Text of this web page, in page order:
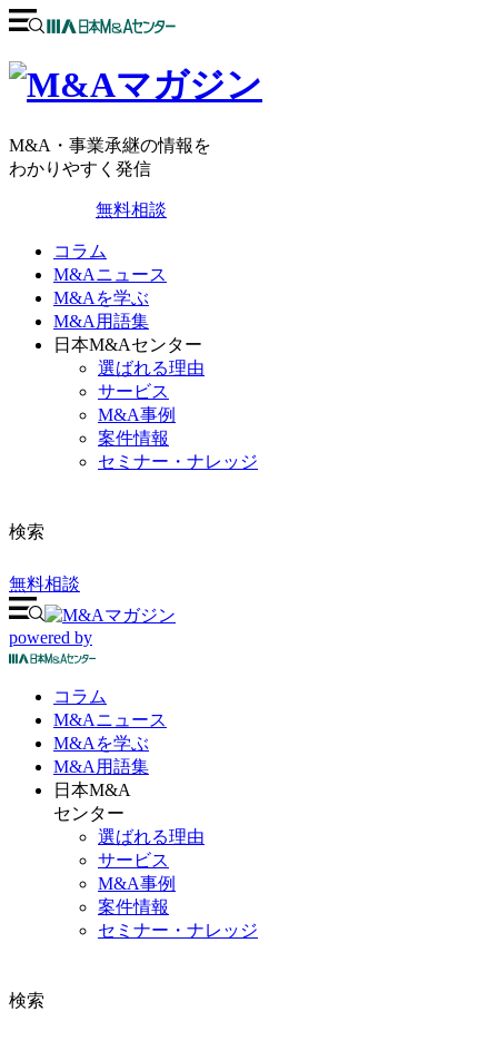
M&A・事業承継の情報を
わかりやすく発信
無料相談
コラム
M&Aニュース
M&Aを学ぶ
M&A用語集
日本M&Aセンター
選ばれる理由
サービス
M&A事例
案件情報
セミナー・ナレッジ
検索
無料相談
powered by
コラム
M&Aニュース
M&Aを学ぶ
M&A 用語集
日本M&A
センター
選ばれる理由
サービス
M&A事例
案件情報
セミナー・ナレッジ
検索